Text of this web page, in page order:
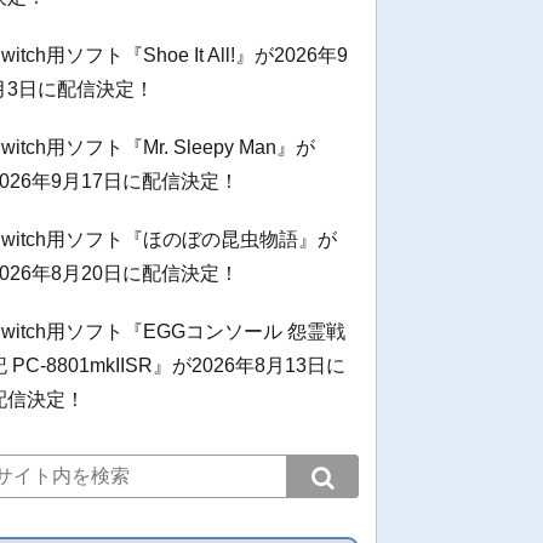
用ソフト『Shoe It All!』が2026年9
3日に配信決定！
用ソフト『Mr. Sleepy Man』が
年9月17日に配信決定！
用ソフト『ほのぼの昆虫物語』が
年8月20日に配信決定！
用ソフト『EGGコンソール 怨霊戦
PC-8801mkIISR』が2026年8月13日に
信決定！